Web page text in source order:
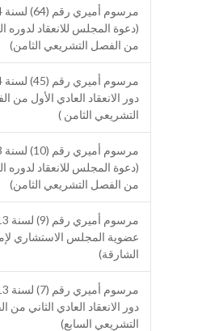
(دعوة المجلس للانعقاد لدوره
من الفصل التشريعي الثامن)
دور الانعقاد العادي الأول من
التشريعي الثامن )
(دعوة المجلس للانعقاد لدوره
من الفصل التشريعي الثامن)
عضوية المجلس الاستشاري
الشارقة)
دور الانعقاد العادي الثاني من
التشريعي السابع)